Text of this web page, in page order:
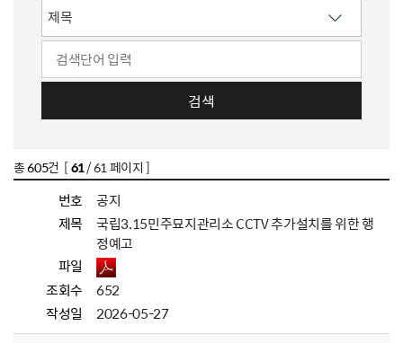
검색
총605건 [61/ 61 페이지 ]
번호
공지
제목
국립3.15민주묘지관리소 CCTV 추가설치를 위한 행
정예고
파일
조회수
652
작성일
2026-05-27